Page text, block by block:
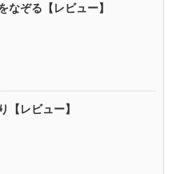
なぞる【レビュー】
【レビュー】